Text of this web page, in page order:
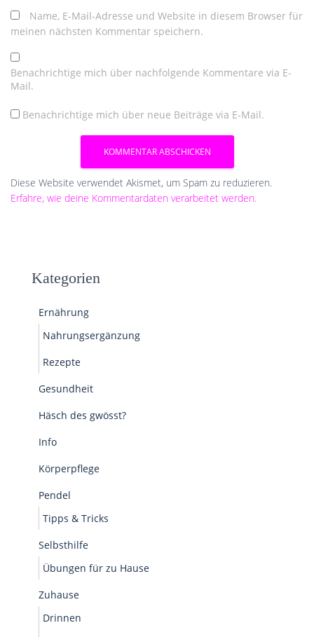
Name, E-Mail-Adresse und Website in diesem Browser für
meinen nächsten Kommentar speichern.
Benachrichtige mich über nachfolgende Kommentare via E-
Mail.
Benachrichtige mich über neue Beiträge via E-Mail.
Diese Website verwendet Akismet, um Spam zu reduzieren.
Erfahre, wie deine Kommentardaten verarbeitet werden.
Kategorien
Ernährung
Nahrungsergänzung
Rezepte
Gesundheit
Häsch des gwösst?
Info
Körperpflege
Pendel
Tipps & Tricks
Selbsthilfe
Übungen für zu Hause
Zuhause
Drinnen